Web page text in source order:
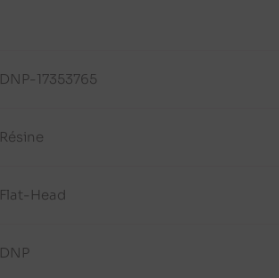
DNP-17353765
Résine
Flat-Head
DNP